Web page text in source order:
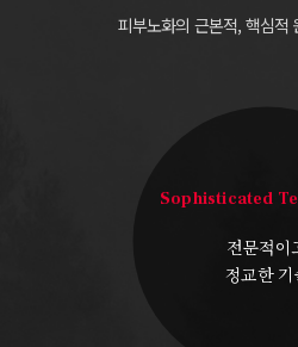
피부노화의 근본적, 핵심적
Sophisticated
전문적이
정교한 기